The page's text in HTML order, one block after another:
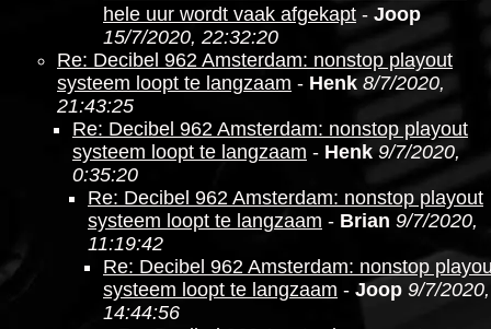
hele uur wordt vaak afgekapt - Joop
15/7/2020, 22:32:20
Re: Decibel 962 Amsterdam: nonstop playout
systeem loopt te langzaam - Henk 8/7/2020,
21:43:25
Re: Decibel 962 Amsterdam: nonstop playout
systeem loopt te langzaam - Henk 9/7/2020,
0:35:20
Re: Decibel 962 Amsterdam: nonstop playout
systeem loopt te langzaam - Brian 9/7/2020,
11:19:42
Re: Decibel 962 Amsterdam: nonstop
systeem loopt te langzaam - Joop 9/7/2020,
14:44:56